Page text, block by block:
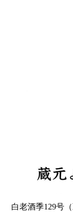
白老酒季129号